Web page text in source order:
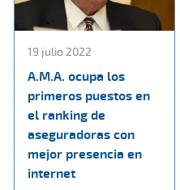
19 julio 2022
A.M.A. ocupa los
primeros puestos en
el ranking de
aseguradoras con
mejor presencia en
internet